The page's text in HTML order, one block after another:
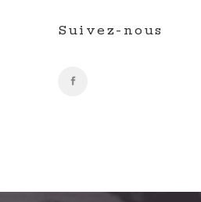
Suivez-nous